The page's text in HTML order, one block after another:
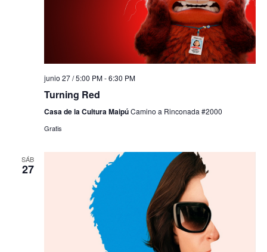
junio 27 / 5:00 PM-6:30 PM
Turning Red
Casa de la Cultura MaipúCamino a Rinconada #2000
Gratis
SÁB
27